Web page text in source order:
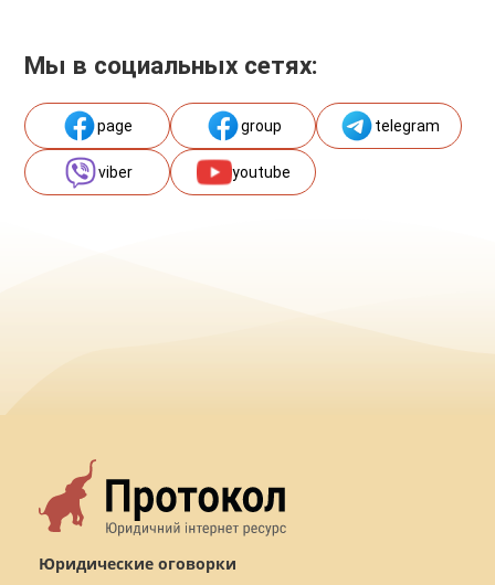
Мы в социальных сетях:
page group telegram
viber youtube
Юридические оговорки